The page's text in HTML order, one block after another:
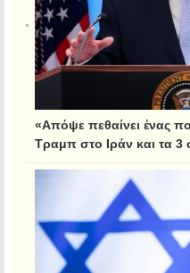
«Απόψε πεθαίνει ένας
Τραμπ στο Ιράν και τα 3